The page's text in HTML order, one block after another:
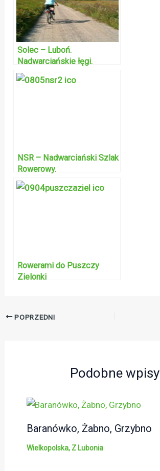
Solec – Luboń.
Nadwarciańskie łęgi.
NSR – Nadwarciański Szlak
Rowerowy.
Rowerami do Puszczy
Zielonki
POPRZEDNI
Podobne wpisy
Baranówko, Żabno, Grzybno
Wielkopolska, Z Lubonia